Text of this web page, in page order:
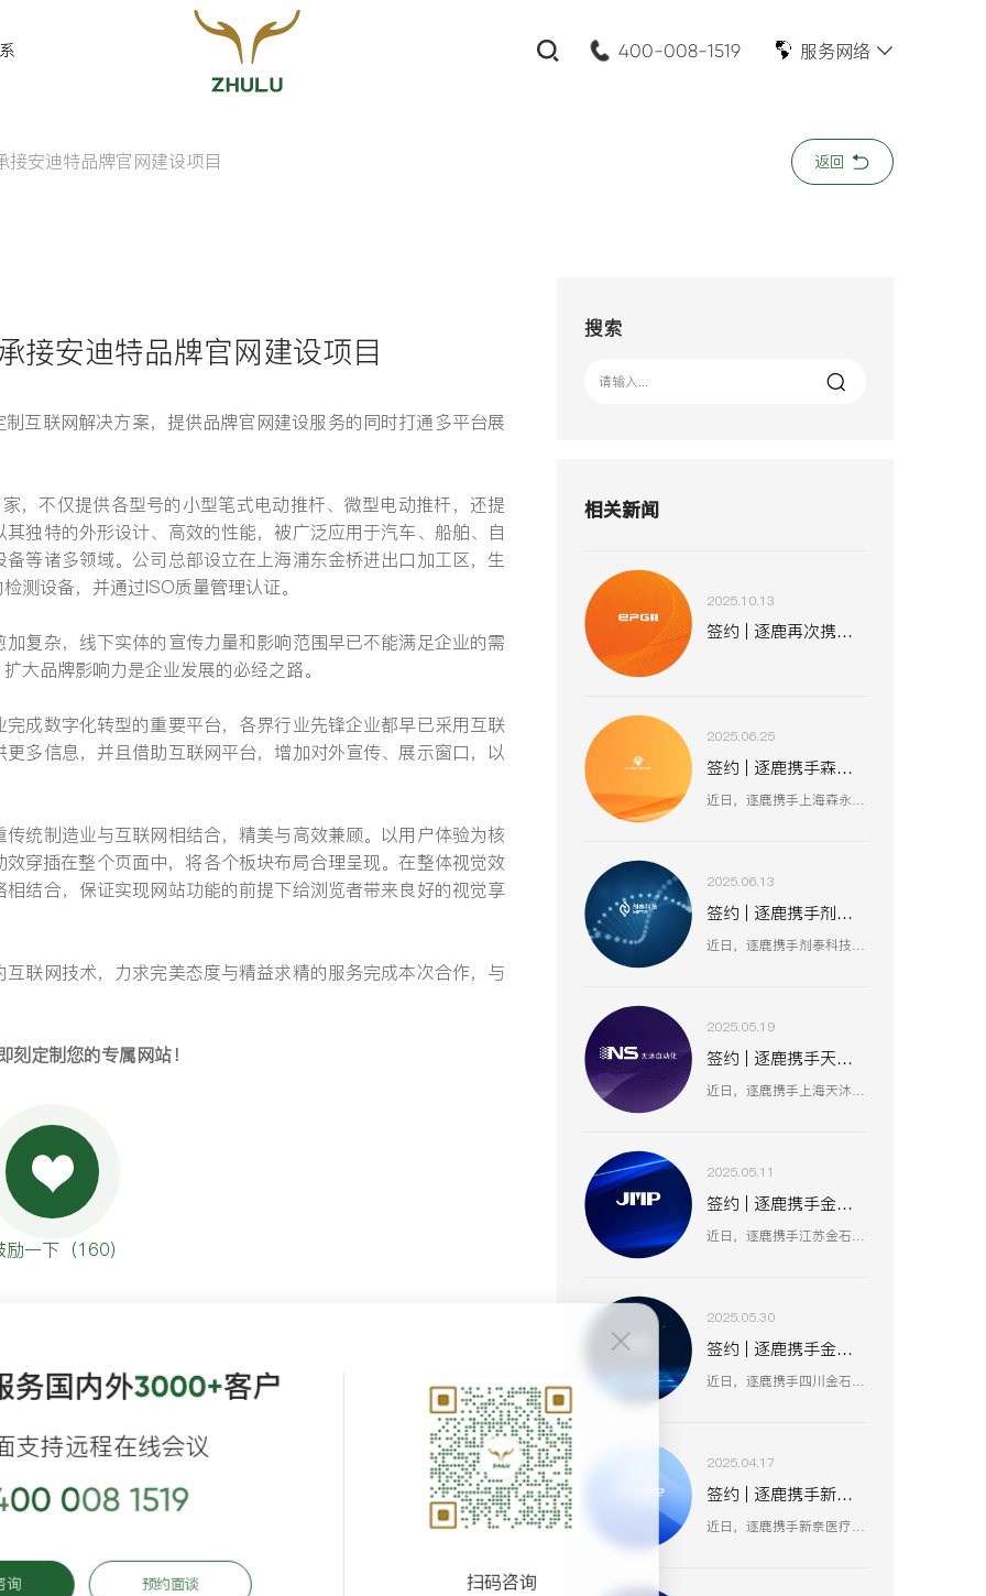
400-008-1519 服务网络
安迪特品牌官网建设项目 返回
接安迪特品牌官网建设项目
互联网解决方案，提供品牌官网建设服务的同时打通多平台展
，不仅提供各型号的小型笔式电动推杆、微型电动推杆，还提
独特的外形设计、高效的性能，被广泛应用于汽车、船舶、自
等诸多领域。公司总部设立在上海浦东金桥进出口加工区，生
测设备，并通过ISO质量管理认证。
复杂，线下实体的宣传力量和影响范围早已不能满足企业的需
大品牌影响力是企业发展的必经之路。
成数字化转型的重要平台，各界行业先锋企业都早已采用互联
多信息，并且借助互联网平台，增加对外宣传、展示窗口，以
统制造业与互联网相结合，精美与高效兼顾。以用户体验为核
穿插在整个页面中，将各个板块布局合理呈现。在整体视觉效
结合，保证实现网站功能的前提下给浏览者带来良好的视觉享
联网技术，力求完美态度与精益求精的服务完成本次合作，与
定制您的专属网站！
励一下（160）
搜索
相关新闻
2025.10.13
签约 | 逐鹿再次携手易普集 助力全球化战略布局
2025.06.25
签约 | 逐鹿携手森永股份 数智赋能工业装备新生态
近日，逐鹿携手上海森永工程设备股份有限公司，聚焦工业装备数智化升级，以创新技术驱动压力容器、核电设备等业务流程优化，助力上海森永在高端装备制造、跨行业服务中突破创新，开启工业装备数智化发展新征程 。
2025.06.13
签约 | 逐鹿携手剂泰科技 AI 赋能生物医药新征程
近日，逐鹿携手剂泰科技，聚焦 AI 驱动纳米材料创新，以数智化融合助力靶向药物递送与研发技术突破，赋能剂泰科技在疾病治疗新疗法探索、AI 平台迭代升级中加速前行，共筑生物医药数智化创新生态 。
2025.05.19
签约 | 逐鹿携手天沐自动化 数智赋能工业创新生态
近日，逐鹿携手上海天沐自动化仪表有限公司，聚焦数智化技术融合，以创新驱动工业场景升级，助力天沐自动化在智能制造、传感器研发等业务板块，深化数智应用，开启高效协同、精准创新的发展新篇 。
2025.05.11
签约 | 逐鹿携手金石集团 数智赋能油气装备产业升级
近日，逐鹿携手江苏金石机械集团（原金浦机械厂、金湖石油机械有限公司 ），以数智化技术为引擎，聚焦油气装备产业创新升级，助力金石集团在研发、生产、服务全流程提效，驱动高压油气井口装备等业务开启数智化增长新篇 。
2025.05.30
签约 | 逐鹿携手金石亚药 数智赋能医药产业新增长
近日，逐鹿携手四川金石亚洲医药股份有限公司，以数智化手段赋能医药产业升级，聚焦创新驱动与价值深挖，助力金石亚药在医药健康、新材料及机械设备等业务板块，开启高效增长、精准运营的全新阶段 。
2025.04.17
签约 | 逐鹿携手新奈 数据赋能品牌策略升级
近日，逐鹿携手新奈医疗，数据赋能品牌策略升级，以创新为驱动，以用户为中心，助力其开启品牌增长新纪元。
关闭
您的需求:
提交
务国内外3000+客户
支持远程在线会议
008 1519
询 预约面谈 扫码咨询